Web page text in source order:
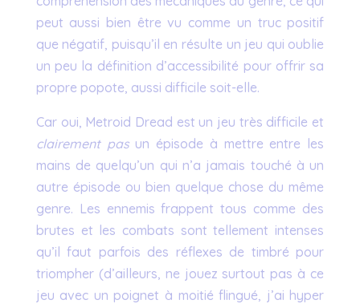
peut aussi bien être vu comme un truc positif
que négatif, puisqu’il en résulte un jeu qui oublie
un peu la définition d’accessibilité pour offrir sa
propre popote, aussi difficile soit-elle.
Car oui, Metroid Dread est un jeu très difficile et
clairement pasun épisode à mettre entre les
mains de quelqu’un qui n’a jamais touché à un
autre épisode ou bien quelque chose du même
genre. Les ennemis frappent tous comme des
brutes et les combats sont tellement intenses
qu’il faut parfois des réflexes de timbré pour
triompher (d’ailleurs, ne jouez surtout pas à ce
jeu avec un poignet à moitié flingué, j’ai hyper